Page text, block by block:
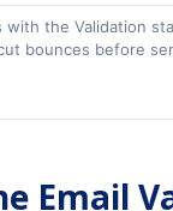
with the Validation
bounces before
Email